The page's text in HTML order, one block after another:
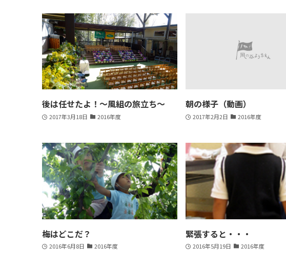
後は任せたよ！〜風組の旅立ち〜
2017年3月18日 2016年度
朝の様子（動画）
2017年2月2日 2016年度
梅はどこだ？
2016年6月8日 2016年度
緊張すると・・・
2016年5月19日 2016年度